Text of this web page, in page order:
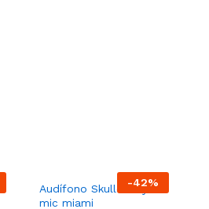
-42%
Audífono Skullcandy Jib
mic miami